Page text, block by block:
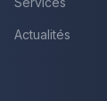
Actualités